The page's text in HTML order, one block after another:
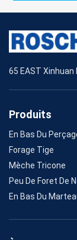
65 EAST Xinhuan
Produits
En Bas Du
Forage Tige
Mèche Tricone
Peu De Foret De
En Bas Du